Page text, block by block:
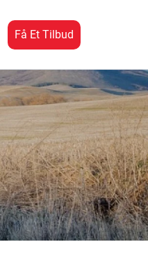
Få Et Tilbud